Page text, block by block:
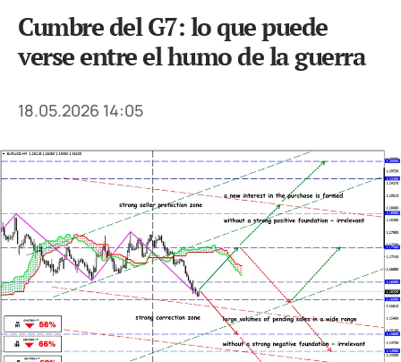
Cumbre del G7: lo que puede
verse entre el humo de la guerra
18.05.2026 14:05